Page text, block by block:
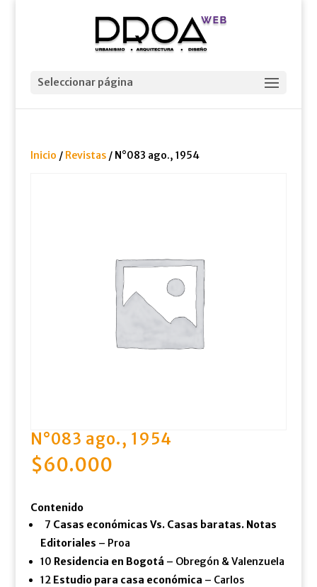
Seleccionar página
Inicio / Revistas/ N°083 ago., 1954
N°083 ago., 1954
$60.000
Contenido
7 Casas económicas Vs. Casas baratas. Notas
Editoriales – Proa
10 Residencia en Bogotá – Obregón & Valenzuela
12 Estudio para casa económica – Carlos